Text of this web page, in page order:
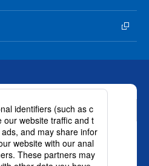
合わせ
式会社 通販事業部
610